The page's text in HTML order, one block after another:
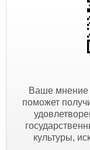
Ваше мнение
поможет
культуры,